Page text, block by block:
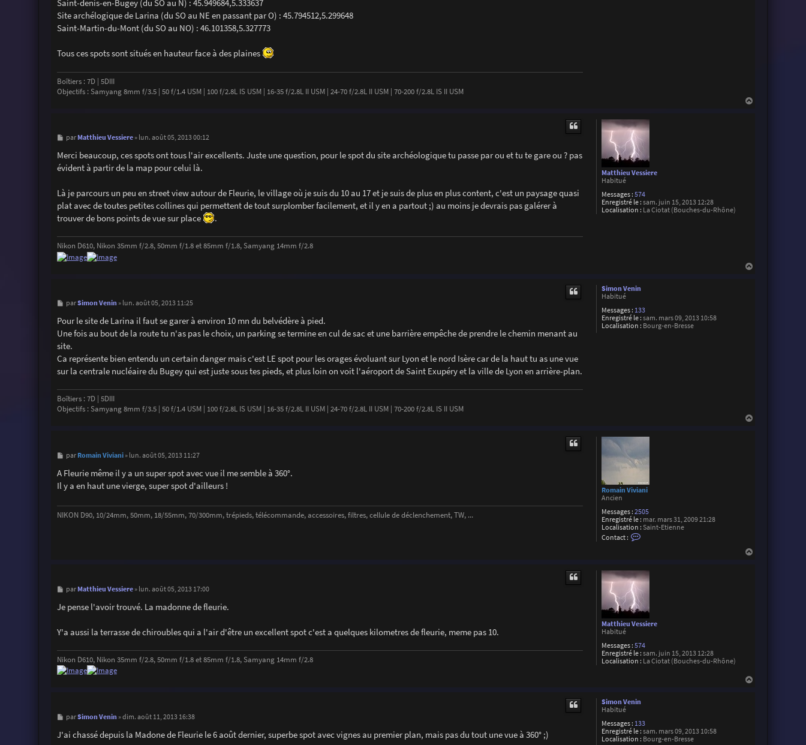
Saint-denis-en-Bugey (du SO au N) : 45.949684,5.333637
Site archélogique de Larina (du SO au NE en passant par O) : 45.794512,5.299648
Saint-Martin-du-Mont (du SO au NO) : 46.101358,5.327773
Tous ces spots sont situés en hauteur face à des plaines
Boîtiers : 7D | 5DIII
Objectifs : Samyang 8mm f/3.5 | 50 f/1.4 USM | 100 f/2.8L IS USM | 16-35 f/2.8L II USM | 24-70 f/2.8L II USM | 70-200 f/2.8L IS II USM
Matthieu Vessiere
Habitué
Messages : 574
Enregistré le : sam. juin 15, 2013 12:28
Localisation : La Ciotat (Bouches-du-Rhône)
M
s
s
a
par Matthieu Vessiere» lun. août 05, 2013 00:12
Merci beaucoup, ces spots ont tous l'air excellents. Juste une question, pour le spot du site archéologique tu passe par ou et tu te gare ou ? pas
évident à partir de la map pour celui là.
Là je parcours un peu en street view autour de Fleurie, le village où je suis du 10 au 17 et je suis de plus en plus content, c'est un paysage quasi
plat avec de toutes petites collines qui permettent de tout surplomber facilement, et il y en a partout ;) au moins je devrais pas galérer à
trouver de bons points de vue sur place
.
Nikon D610, Nikon 35mm f/2.8, 50mm f/1.8 et 85mm f/1.8, Samyang 14mm f/2.8
Simon Venin
Habitué
Messages : 133
Enregistré le : sam. mars 09, 2013 10:58
Localisation : Bourg-en-Bresse
M
s
s
a
g
e
parSimon Venin» lun. août 05, 2013 11:25
Pour le site de Larina il faut se garer à environ 10 mn du belvédère à pied.
Une fois au bout de la route tu n'as pas le choix, un parking se termine en cul de sac et une barrière empêche de prendre le chemin menant au
site.
Ca représente bien entendu un certain danger mais c'est LE spot pour les orages évoluant sur Lyon et le nord Isère car de la haut tu as une vue
sur la centrale nucléaire du Bugey qui est juste sous tes pieds, et plus loin on voit l'aéroport de Saint Exupéry et la ville de Lyon en arrière-plan.
Boîtiers : 7D | 5DIII
Objectifs : Samyang 8mm f/3.5 | 50 f/1.4 USM | 100 f/2.8L IS USM | 16-35 f/2.8L II USM | 24-70 f/2.8L II USM | 70-200 f/2.8L IS II USM
Romain Viviani
Ancien
Messages : 2505
Enregistré le : mar. mars 31, 2009 21:28
Localisation : Saint-Etienne
Contact :
c
t
o
m
a
n
V
M
s
s
a
g
par Romain Viviani» lun. août 05, 2013 11:27
A Fleurie même il y a un super spot avec vue il me semble à 360°.
Il y a en haut une vierge, super spot d'ailleurs !
NIKON D90, 10/24mm, 50mm, 18/55mm, 70/300mm, trépieds, télécommande, accessoires, filtres, cellule de déclenchement, TW, ...
Matthieu Vessiere
Habitué
Messages : 574
Enregistré le : sam. juin 15, 2013 12:28
Localisation : La Ciotat (Bouches-du-Rhône)
M
s
s
e
par Matthieu Vessiere» lun. août 05, 2013 17:00
Je pense l'avoir trouvé. La madonne de fleurie.
Y'a aussi la terrasse de chiroubles qui a l'air d'être un excellent spot c'est a quelques kilometres de fleurie, meme pas 10.
Nikon D610, Nikon 35mm f/2.8, 50mm f/1.8 et 85mm f/1.8, Samyang 14mm f/2.8
Simon Venin
Habitué
Messages : 133
Enregistré le : sam. mars 09, 2013 10:58
Localisation : Bourg-en-Bresse
M
s
s
parSimon Venin»dim. août 11, 2013 16:38
J'ai chassé depuis la Madone de Fleurie le 6 août dernier, superbe spot avec vignes au premier plan, mais pas du tout une vue à 360° ;)